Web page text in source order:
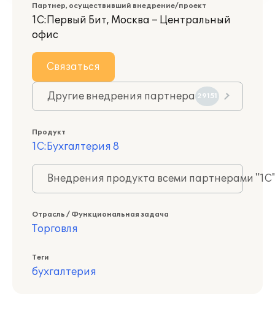
Партнер, осуществивший внедрение/проект
1С:Первый Бит, Москва – Центральный
офис
Связаться
Другие внедрения партнера 29151
Продукт
1С:Бухгалтерия 8
Внедрения продукта всеми партнерами
Отрасль / Функциональная задача
Торговля
Теги
бухгалтерия